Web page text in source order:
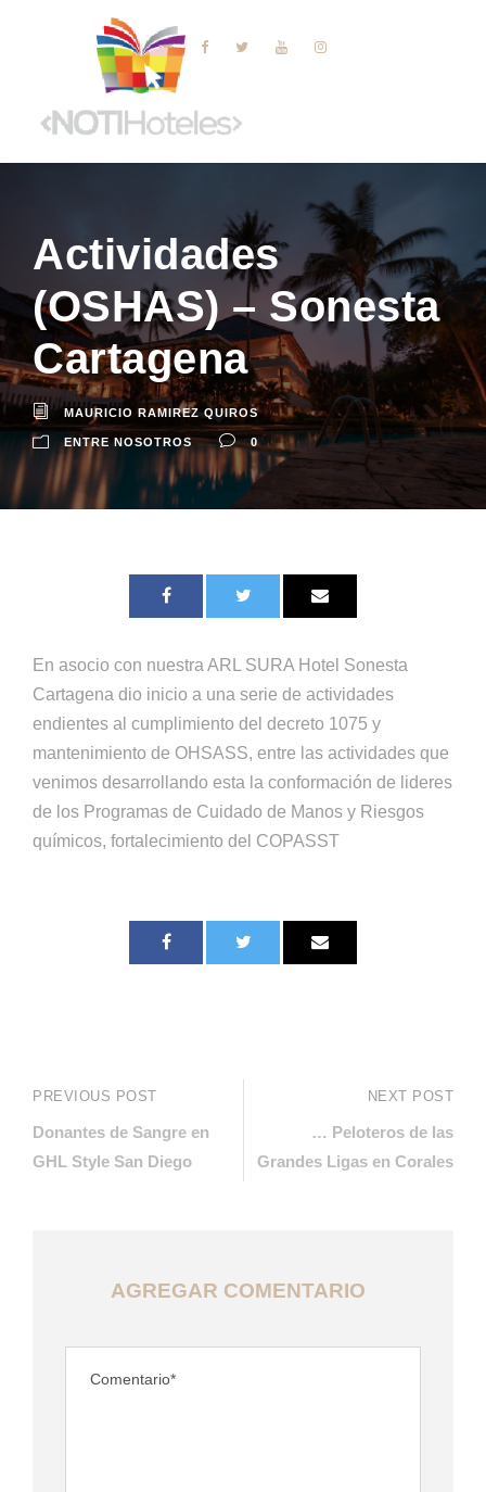
Actividades
(OSHAS) – Sonesta
Cartagena
MAURICIO RAMIREZ QUIROS
ENTRE NOSOTROS 0
En asocio con nuestra ARL SURA Hotel Sonesta
Cartagena dio inicio a una serie de actividades
endientes al cumplimiento del decreto 1075 y
mantenimiento de OHSASS, entre las actividades que
venimos desarrollando esta la conformación de lideres
de los Programas de Cuidado de Manos y Riesgos
químicos, fortalecimiento del COPASST
PREVIOUS POST
Donantes de Sangre en
GHL Style San Diego
NEXT POST
… Peloteros de las
Grandes Ligas en Corales
AGREGAR COMENTARIO